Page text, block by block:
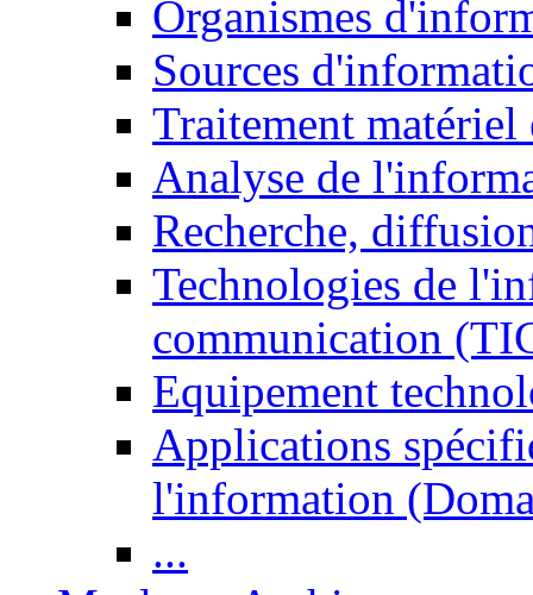
Organismes
Sources
Traitement matériel
Analyse de
Recherche,
Technologies de
communication
Equipement
Applications
l'information
...